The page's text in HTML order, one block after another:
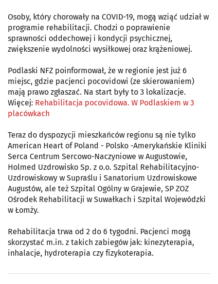
Osoby, który chorowały na COVID-19, mogą wziąć udział w
programie rehabilitacji. Chodzi o poprawienie
sprawności oddechowej i kondycji psychicznej,
zwiększenie wydolności wysiłkowej oraz krążeniowej.
Podlaski NFZ poinformował, że w regionie jest już 6
miejsc, gdzie pacjenci pocovidowi (ze skierowaniem)
mają prawo zgłaszać. Na start były to 3 lokalizacje.
Więcej: Rehabilitacja pocovidowa. W Podlaskiem w 3
placówkach
Teraz do dyspozycji mieszkańców regionu są nie tylko
American Heart of Poland - Polsko -Amerykańskie Kliniki
Serca Centrum Sercowo-Naczyniowe w Augustowie,
Holmed Uzdrowisko Sp. z o.o. Szpital Rehabilitacyjno-
Uzdrowiskowy w Supraślu i Sanatorium Uzdrowiskowe
Augustów, ale też Szpital Ogólny w Grajewie, SP ZOZ
Ośrodek Rehabilitacji w Suwałkach i Szpital Wojewódzki
w Łomży.
Rehabilitacja trwa od 2 do 6 tygodni. Pacjenci mogą
skorzystać m.in. z takich zabiegów jak: kinezyterapia,
inhalacje, hydroterapia czy fizykoterapia.